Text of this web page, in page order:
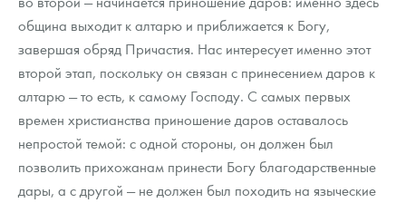
община выходит к алтарю и приближается к Богу,
завершая обряд Причастия. Нас интересует именно этот
второй этап, поскольку он связан с принесением даров к
алтарю — то есть, к самому Господу. С самых первых
времен христианства приношение даров оставалось
непростой темой: с одной стороны, он должен был
позволить прихожанам принести Богу благодарственные
дары, а с другой — не должен был походить на языческие